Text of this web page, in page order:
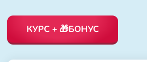
КУРС + 🎁БОНУС